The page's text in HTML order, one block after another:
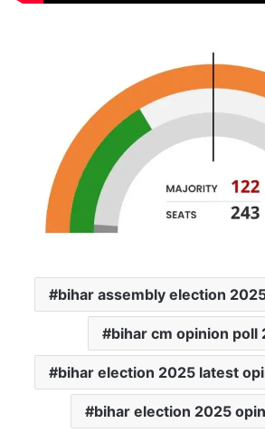
bihar assembly election
bihar cm opinion poll
bihar election 2025 latest
bihar election 2025